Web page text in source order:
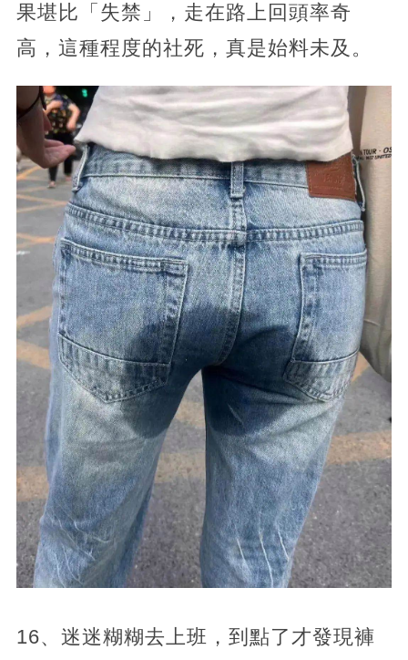
果堪比「失禁」，走在路上回頭率奇
高，這種程度的社死，真是始料未及。
16、迷迷糊糊去上班，到點了才發現褲